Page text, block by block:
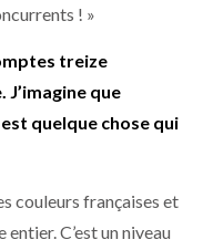
! »
treize
J’imagine que
quelque chose qui
couleurs françaises et
C’est un niveau